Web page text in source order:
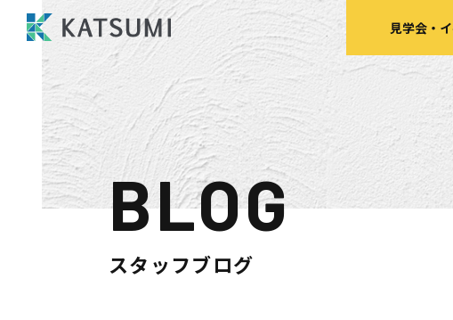
モデルハウス来場予約
見学会 ・
BLOG
スタッフブログ